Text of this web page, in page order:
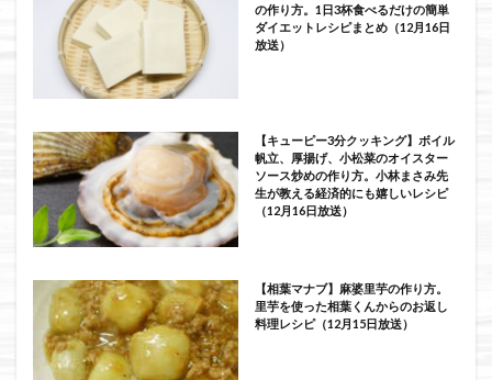
の作り方。1日3杯食べるだけの簡単
ダイエットレシピまとめ（12月16日
放送）
【キューピー3分クッキング】ボイル
帆立、厚揚げ、小松菜のオイスター
ソース炒めの作り方。小林まさみ先
生が教える経済的にも嬉しいレシピ
（12月16日放送）
【相葉マナブ】麻婆里芋の作り方。
里芋を使った相葉くんからのお返し
料理レシピ（12月15日放送）